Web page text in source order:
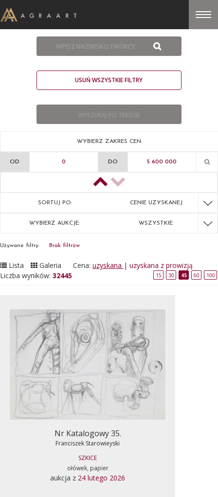
USUŃ WSZYSTKIE FILTRY
WYBIERZ ZAKRES CEN:
OD DO
SORTUJ PO: CENIE UZYSKANEJ
WYBIERZ AUKCJE: WSZYSTKIE
Używane filtry: Brak filtrów
Lista Galeria Cena: uzyskana | uzyskana z prowizją
Liczba wyników: 32445 15 30 45 60 100
Nr Katalogowy 35.
Franciszek Starowieyski
SZKICE
ołówek, papier
aukcja z 24 lutego 2026